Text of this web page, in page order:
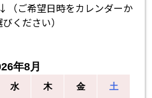
ご希望日時をカレンダーか
ください）
年8月
水 木 金 土